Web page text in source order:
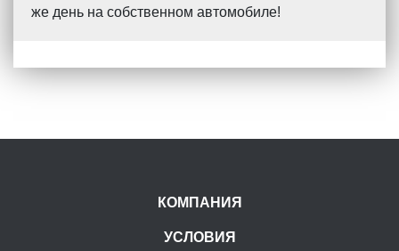
же день на собственном автомобиле!
КОМПАНИЯ
УСЛОВИЯ